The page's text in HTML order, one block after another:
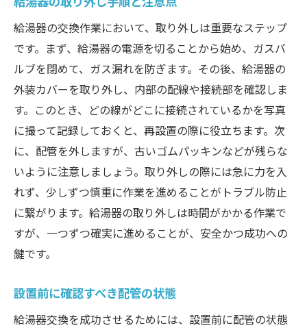
給湯器の交換作業において、取り外しは重要なステップ
です。まず、給湯器の電源を切ることから始め、ガスバ
ルブを閉めて、ガス漏れを防ぎます。その後、給湯器の
外装カバーを取り外し、内部の配線や接続部を確認しま
す。このとき、どの線がどこに接続されているかを写真
に撮って記録しておくと、再設置の際に役立ちます。次
に、配管を外しますが、古いゴムパッキンなどが残らな
いように注意しましょう。取り外しの際には急に力を入
れず、少しずつ慎重に作業を進めることがトラブル防止
に繋がります。給湯器の取り外しは時間がかかる作業で
すが、一つずつ確実に進めることが、安全かつ成功への
鍵です。
設置前に確認すべき配管の状態
給湯器交換を成功させるためには、設置前に配管の状態